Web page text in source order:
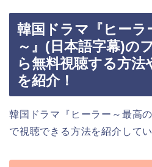
韓国ドラマ『ヒーラ
～』(日本語字幕)の
ら無料視聴する方法
を紹介！
韓国ドラマ『ヒーラー～最高
で視聴できる方法を紹介してい